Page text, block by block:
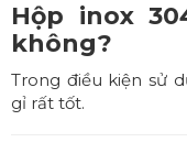
Hộp inox
không?
Trong điều kiện sử
gỉ rất tốt.